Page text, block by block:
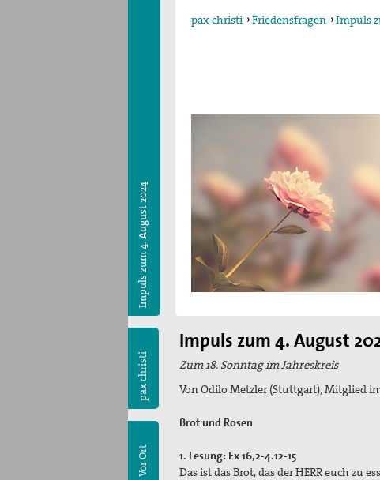
pax christi ›Friedensfragen ›Impuls
Impuls zum 4. August 2024
pax christi
Vor Ort
Impuls zum 4. August
Zum 18. Sonntag im Jahreskreis
Von Odilo Metzler (Stuttgart), Mitglied
Brot und Rosen
1. Lesung: Ex 16,2-4.12-15
Das ist das Brot, das der HERR euch zu